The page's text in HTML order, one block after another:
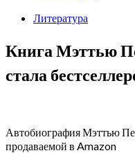
Литература
Книга Мэттью
стала
Автобиография Мэттью
продаваемой в Amazon